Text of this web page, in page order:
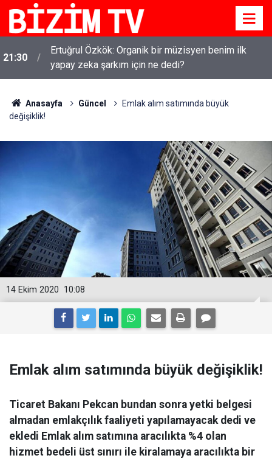
16:11
Kirli çamaşırlar ortaya serildi... ROK itirafçı mı oldu?
Fatih Altaylı'dan bomba iddia
Anasayfa Güncel
Emlak alım satımında büyük
değişiklik!
10:08
14 Ekim 2020
Emlak alım satımında büyük değişiklik!
Ticaret Bakanı Pekcan bundan sonra yetki belgesi
almadan emlakçılık faaliyeti yapılamayacak dedi ve
ekledi Emlak alım satımına aracılıkta %4 olan
hizmet bedeli üst sınırı ile kiralamaya aracılıkta bir